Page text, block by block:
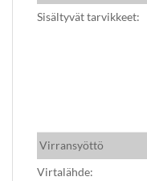
Sisältyvät tarvikkeet:
Virransyöttö
Virtalähde: